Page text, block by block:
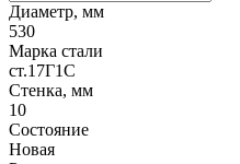
Диаметр, мм
530
Марка стали
ст.17Г1С
Стенка, мм
10
Состояние
Новая